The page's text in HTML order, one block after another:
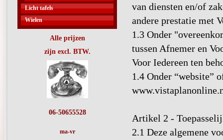
Licht tafels
Wielen
Alle prijzen
zijn excl. BTW.
06-50655528
ma-vr
van diensten en/of
andere prestatie met
1.3 Onder
tussen Afnemer en
Voor Iedereen ten
1.4 Onder “website”
Artikel 2 -
2.1 Deze algemene